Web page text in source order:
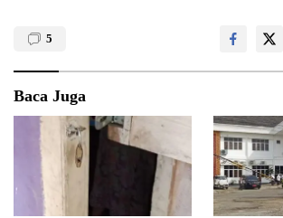
5
Baca Juga